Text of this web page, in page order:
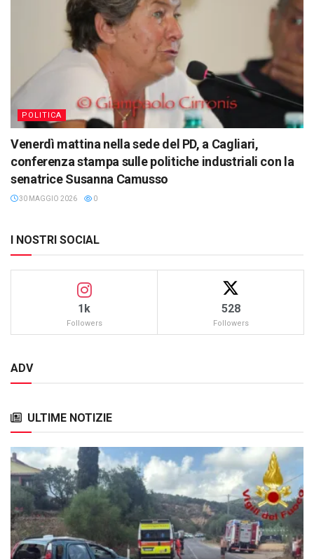
POLITICA
Venerdì mattina nella sede del PD, a Cagliari,
conferenza stampa sulle politiche industriali con la
senatrice Susanna Camusso
30 MAGGIO 2026 0
I NOSTRI SOCIAL
1k
Followers
528
Followers
ADV
ULTIME NOTIZIE